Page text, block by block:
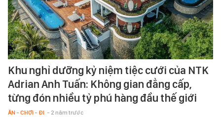
Khu nghỉ dưỡng kỷ niệm tiệc cưới của NTK
Adrian Anh Tuấn: Không gian đẳng cấp,
từng đón nhiều tỷ phú hàng đầu thế giới
ĂN - CHƠI - ĐI - 2 năm trước